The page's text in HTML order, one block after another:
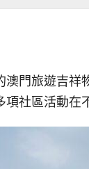
門旅遊吉祥
社區活動